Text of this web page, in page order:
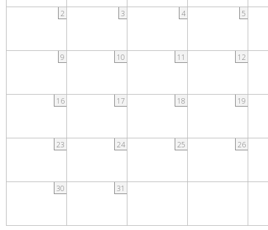
2 3 4 5
9 10 11 12
16 17 18 19
23 24 25 26
30 31